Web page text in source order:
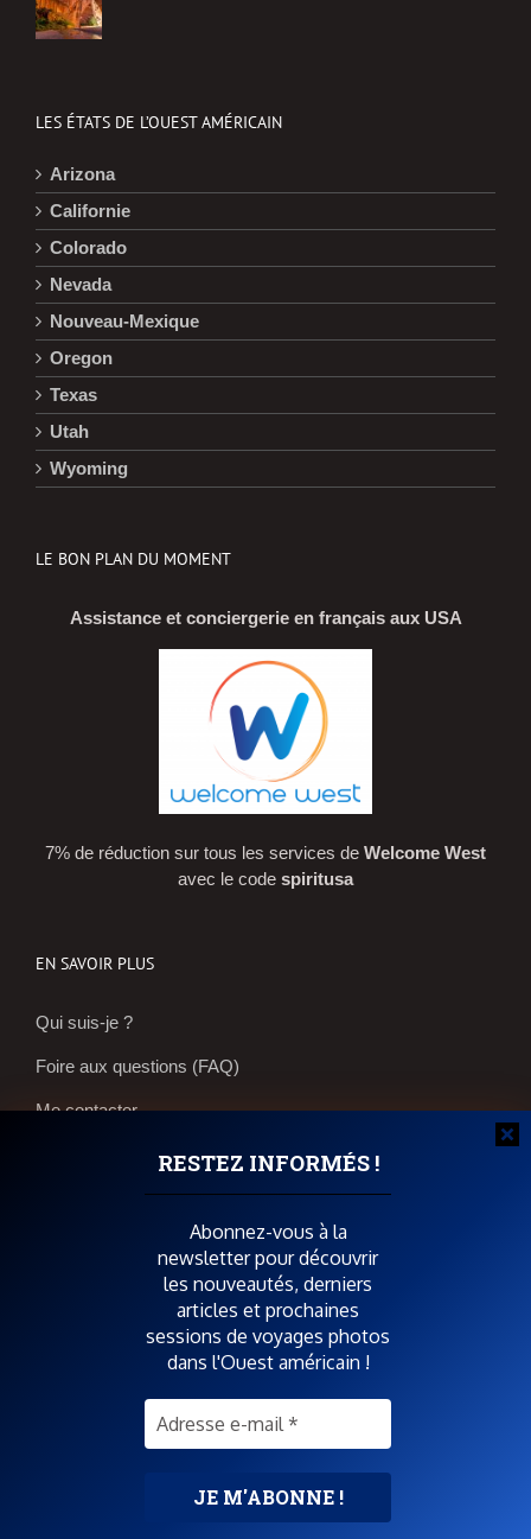
RESTEZ INFORMÉS !
Abonnez-vous à la
newsletter pour découvrir
les nouveautés, derniers
articles et prochaines
sessions de voyages photos
dans l'Ouest américain !
LES ÉTATS DE L’OUEST AMÉRICAIN
Arizona
Californie
Colorado
Nevada
Nouveau-Mexique
Oregon
Texas
Utah
Wyoming
LE BON PLAN DU MOMENT
Assistance et conciergerie en français aux USA
7% de réduction sur tous les services de Welcome West
avec le code spiritusa
EN SAVOIR PLUS
Qui suis-je ?
Foire aux questions (FAQ)
Me contacter
Réservations et bons plans
Boutique photos
POUR SOUTENIR SPIRIT OF USA
SUIVEZ-MOI AUSSI SUR